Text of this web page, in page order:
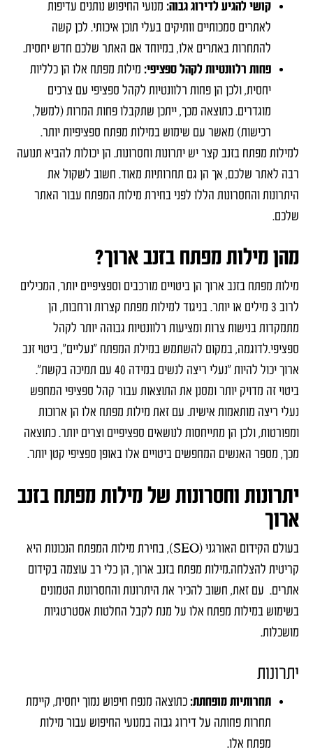
קושי להגיע לדירוג גבוה: מנועי החיפוש נותנים עדיפות
לאתרים סמכותיים וותיקים בעלי תוכן איכותי. לכן קשה
להתחרות באתרים אלו, במיוחד אם האתר שלכם חדש יחסית.
פחות רלוונטיות לקהל ספציפי: מילות מפתח אלו הן כלליות
יחסית, ולכן הן פחות רלוונטיות לקהל ספציפי עם צרכים
מוגדרים. כתוצאה מכך, ייתכן שתקבלו פחות המרות (למשל,
רכישות) מאשר עם שימוש במילות מפתח ספציפיות יותר.
למילות מפתח בזנב קצר יש יתרונות וחסרונות. הן יכולות להביא תנועה
רבה לאתר שלכם, אך הן גם תחרותיות מאוד. חשוב לשקול את
היתרונות והחסרונות הללו לפני בחירת מילות המפתח עבור האתר
שלכם.
מהן מילות מפתח בזנב ארוך?
מילות מפתח בזנב ארוך הן ביטויים מורכבים וספציפיים יותר, המכילים
לרוב 3 מילים או יותר. בניגוד למילות מפתח קצרות ורחבות, הן
מתמקדות בנישות צרות ומציעות רלוונטיות גבוהה יותר לקהל
ספציפי.לדוגמה, במקום להשתמש במילת המפתח "נעליים", ביטוי זנב
ארוך יכול להיות "נעלי ריצה לנשים במידה 40 עם תמיכה בקשת".
ביטוי זה מדויק יותר ומסנן את התוצאות עבור קהל ספציפי המחפש
נעלי ריצה מותאמות אישית. עם זאת מילות מפתח אלו הן ארוכות
ומפורטות, ולכן הן מתייחסות לנושאים ספציפיים וצרים יותר. כתוצאה
מכך, מספר האנשים המחפשים ביטויים אלו באופן ספציפי קטן יותר.
יתרונות וחסרונות של מילות מפתח בזנב
ארוך
בעולם הקידום האורגני (SEO), בחירת מילות המפתח הנכונות היא
קריטית להצלחה.מילות מפתח בזנב ארוך, הן כלי רב עוצמה בקידום
אתרים. עם זאת, חשוב להכיר את היתרונות והחסרונות הטמונים
בשימוש במילות מפתח אלו על מנת לקבל החלטות אסטרטגיות
מושכלות.
יתרונות
תחרותיות מופחתת: כתוצאה מנפח חיפוש נמוך יחסית, קיימת
תחרות פחותה על דירוג גבוה במנועי החיפוש עבור מילות
מפתח אלו.